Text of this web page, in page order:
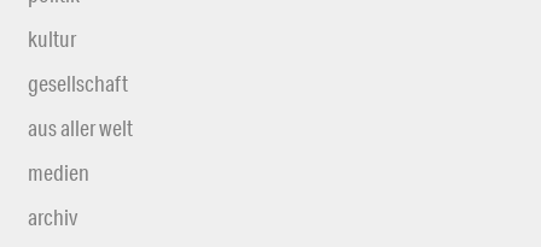
kultur
gesellschaft
aus aller welt
medien
archiv